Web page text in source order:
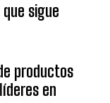
sigue
productos
en